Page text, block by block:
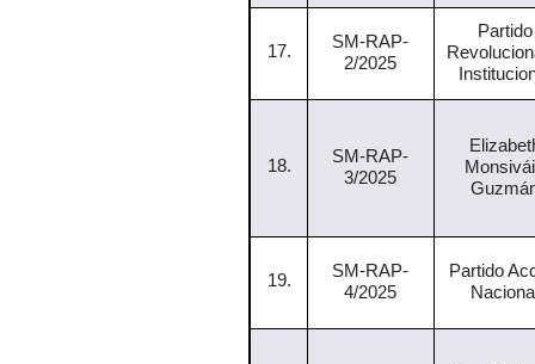
17.
SM-RAP-
2/2025
Partido
18.
SM-RAP-
3/2025
19.
SM-RAP-
4/2025
Partido